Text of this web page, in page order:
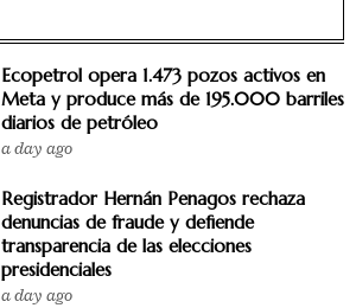
Ecopetrol opera 1.473 pozos activos en
Meta y produce más de 195.000 barriles
diarios de petróleo
a day ago
Registrador Hernán Penagos rechaza
denuncias de fraude y defiende
transparencia de las elecciones
presidenciales
a day ago